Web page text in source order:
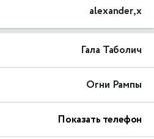
alexander,x
Гала Таболич
Огни Рампы
Показать телефон